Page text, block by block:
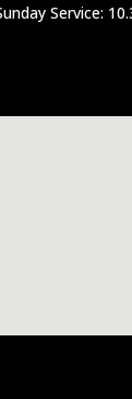
Service: